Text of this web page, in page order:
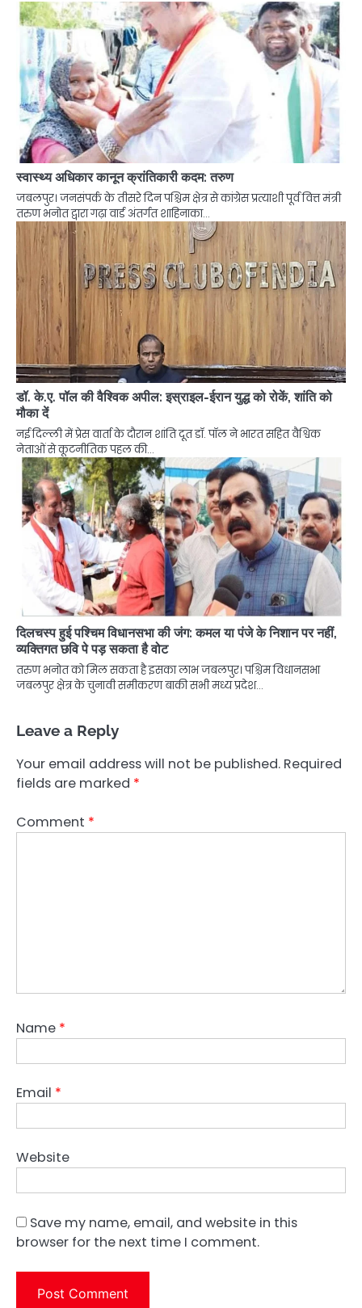
स्वास्थ्य अधिकार कानून क्रांतिकारी कदम: तरुण
जबलपुर। जनसंपर्क के तीसरे दिन पश्चिम क्षेत्र से कांग्रेस प्रत्याशी पूर्व वित्त मंत्री
तरुण भनोत द्वारा गढ़ा वार्ड अंतर्गत शाहिनाका…
डॉ. के.ए. पॉल की वैश्विक अपील: इस्राइल-ईरान युद्ध को रोकें, शांति को
मौका दें
नई दिल्ली में प्रेस वार्ता के दौरान शांति दूत डॉ. पॉल ने भारत सहित वैश्विक
नेताओं से कूटनीतिक पहल की…
दिलचस्प हुई पश्चिम विधानसभा की जंग: कमल या पंजे के निशान पर नहीं,
व्यक्तिगत छवि पे पड़ सकता है वोट
तरुण भनोत को मिल सकता है इसका लाभ जबलपुर। पश्चिम विधानसभा
जबलपुर क्षेत्र के चुनावी समीकरण बाकी सभी मध्य प्रदेश…
Leave a Reply
Your email address will not be published. Required
fields are marked *
Comment *
Name *
Email *
Website
Save my name, email, and website in this
browser for the next time I comment.